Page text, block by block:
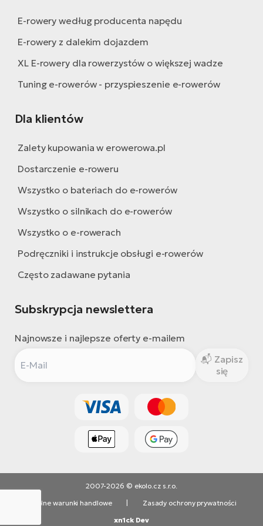
E-rowery według producenta napędu
E-rowery z dalekim dojazdem
XL E-rowery dla rowerzystów o większej wadze
Tuning e-rowerów - przyspieszenie e-rowerów
Dla klientów
Zalety kupowania w erowerowa.pl
Dostarczenie e-roweru
Wszystko o bateriach do e-rowerów
Wszystko o silnikach do e-rowerów
Wszystko o e-rowerach
Podręczniki i instrukcje obsługi e-rowerów
Często zadawane pytania
Subskrypcja newslettera
Najnowsze i najlepsze oferty e-mailem
się
2007-2026 © ekolo.cz s.r.o.
Ogólne warunki handlowe
Zasady ochrony prywatności
xn1ck Dev